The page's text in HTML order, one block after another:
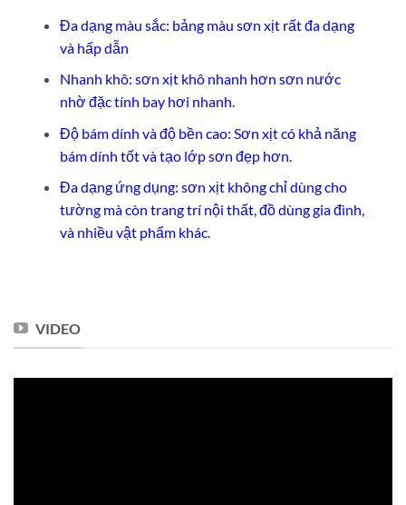
Đa dạng màu sắc: bảng màu sơn xịt rất đa dạng
và hấp dẫn
Nhanh khô: sơn xịt khô nhanh hơn sơn nước
nhờ đặc tính bay hơi nhanh.
Độ bám dính và độ bền cao: Sơn xịt có khả năng
bám dính tốt và tạo lớp sơn đẹp hơn.
Đa dạng ứng dụng: sơn xịt không chỉ dùng cho
tường mà còn trang trí nội thất, đồ dùng gia đình,
và nhiều vật phẩm khác.
VIDEO